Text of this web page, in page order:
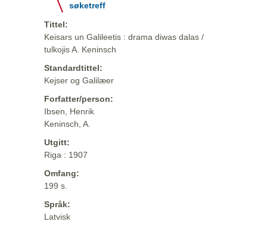
søketreff
Tittel:
Keisars un Galileetis : drama diwas dalas /
tulkojis A. Keninsch
Standardtittel:
Kejser og Galilæer
Forfatter/person:
Ibsen, Henrik
Keninsch, A.
Utgitt:
Riga : 1907
Omfang:
199 s.
Språk:
Latvisk